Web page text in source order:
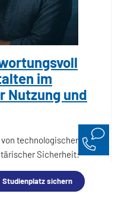
Studienplatz sichern
im
Nutzung und
technologischer
Sicherheit:
von
als auch